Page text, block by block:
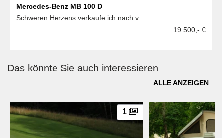
Mercedes-Benz MB 100 D
Schweren Herzens verkaufe ich nach v ...
19.500,- €
Das könnte Sie auch interessieren
ALLE ANZEIGEN
1